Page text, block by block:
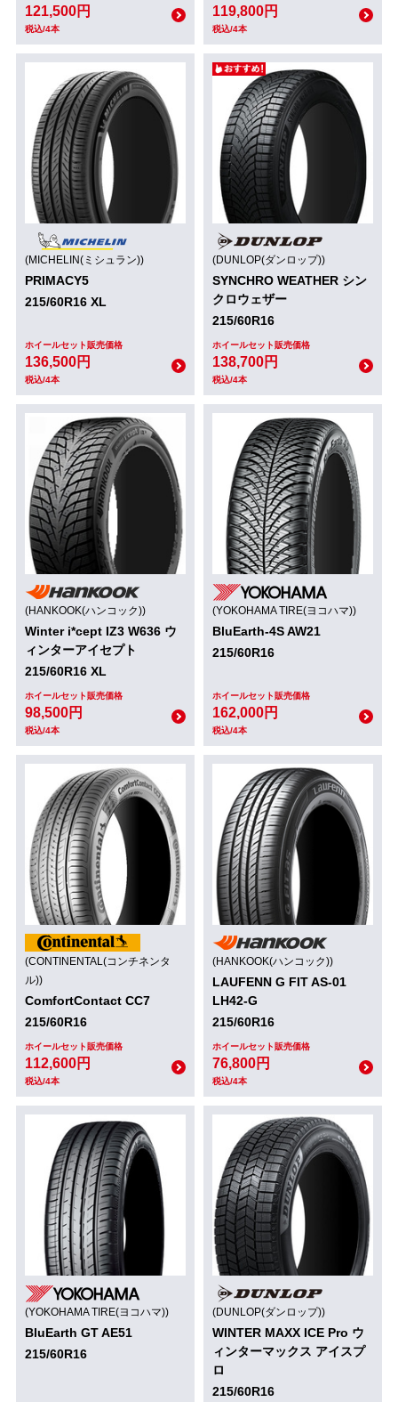
121,500円
税込/4本
119,800円
税込/4本
(MICHELIN(ミシュラン))
PRIMACY5
215/60R16 XL
ホイールセット販売価格
136,500円
税込/4本
(DUNLOP(ダンロップ))
SYNCHRO WEATHER シン
クロウェザー
215/60R16
ホイールセット販売価格
138,700円
税込/4本
(HANKOOK(ハンコック))
Winter i*cept IZ3 W636 ウ
ィンターアイセプト
215/60R16 XL
ホイールセット販売価格
98,500円
税込/4本
(YOKOHAMA TIRE(ヨコハマ))
BluEarth-4S AW21
215/60R16
ホイールセット販売価格
162,000円
税込/4本
(CONTINENTAL(コンチネンタ
ル))
ComfortContact CC7
215/60R16
ホイールセット販売価格
112,600円
税込/4本
(HANKOOK(ハンコック))
LAUFENN G FIT AS-01
LH42-G
215/60R16
ホイールセット販売価格
76,800円
税込/4本
(YOKOHAMA TIRE(ヨコハマ))
BluEarth GT AE51
215/60R16
(DUNLOP(ダンロップ))
WINTER MAXX ICE Pro ウ
ィンターマックス アイスプ
ロ
215/60R16